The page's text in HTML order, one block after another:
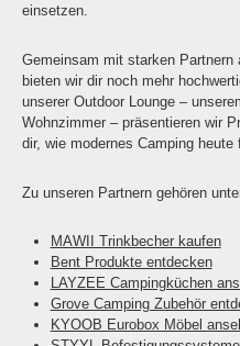
einsetzen.
Gemeinsam mit starken Partnern
bieten wir dir noch mehr
unserer Outdoor Lounge –
Wohnzimmer – präsentieren wir
dir, wie modernes Camping heute
Zu unseren Partnern gehören
MAWII Trinkbecher kaufen
Bent Produkte entdecken
LAYZEE Campingküchen
Grove Camping Zubehör
KYOOB Eurobox Möbel